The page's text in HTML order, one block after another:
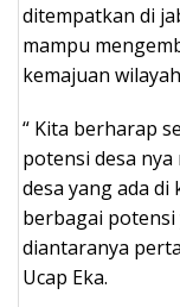
ditempatkan di
mampu
kemajuan
“ Kita berharap
potensi desa
desa yang ada di
berbagai
diantaranya
Ucap Eka.